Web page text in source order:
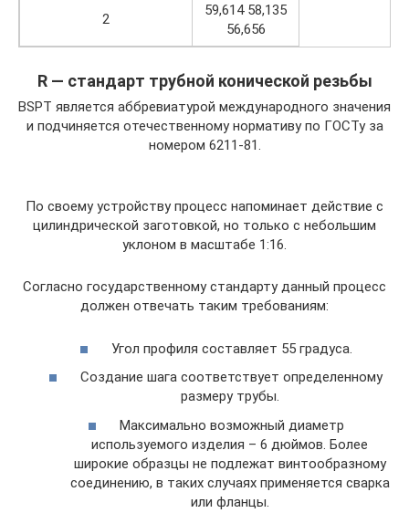
2
59,614 58,135
56,656
R — стандарт трубной конической резьбы
BSPT является аббревиатурой международного значения
и подчиняется отечественному нормативу по ГОСТу за
номером 6211-81.
По своему устройству процесс напоминает действие с
цилиндрической заготовкой, но только с небольшим
уклоном в масштабе 1:16.
Согласно государственному стандарту данный процесс
должен отвечать таким требованиям:
Угол профиля составляет 55 градуса.
Создание шага соответствует определенному
размеру трубы.
Максимально возможный диаметр
используемого изделия – 6 дюймов. Более
широкие образцы не подлежат винтообразному
соединению, в таких случаях применяется сварка
или фланцы.